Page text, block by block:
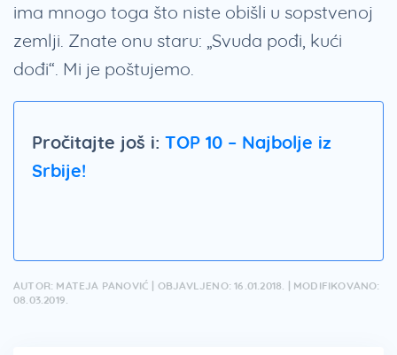
ima mnogo toga što niste obišli u sopstvenoj
zemlji. Znate onu staru: „Svuda pođi, kući
dođi“. Mi je poštujemo.
Pročitajte još i: TOP 10 – Najbolje iz
Srbije!
AUTOR: MATEJA PANOVIĆ | OBJAVLJENO: 16.01.2018. | MODIFIKOVANO:
08.03.2019.